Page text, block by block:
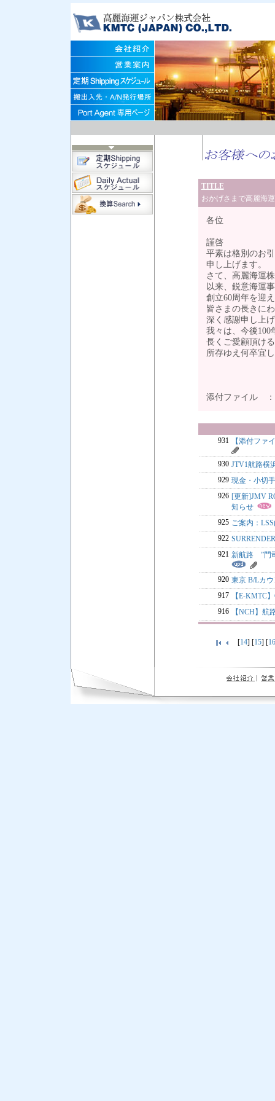
TITLE
おかげさまで高麗海
各位
謹啓
平素は格別のお
申し上げます。
さて、高麗海運
以来、鋭意海運
創立60周年を迎
皆さまの長きに
深く感謝申し上
我々は、今後100
長くご愛顧頂け
所存ゆえ何卒宜
添付ファイル
931 【添付ファ
930 JTV1航路横
929 現金・小切
926 [更新]JMV
知らせ
925 ご案内：
922
921 新航路 ”門
920 東京 B/Lカ
917
【E-KMTC
916
【NCH】航
[14] [15] [16